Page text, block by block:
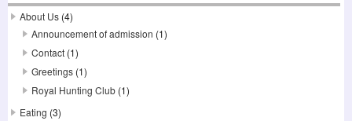
About Us (4)
Announcement of admission (1)
Contact (1)
Greetings (1)
Royal Hunting Club (1)
Eating (3)